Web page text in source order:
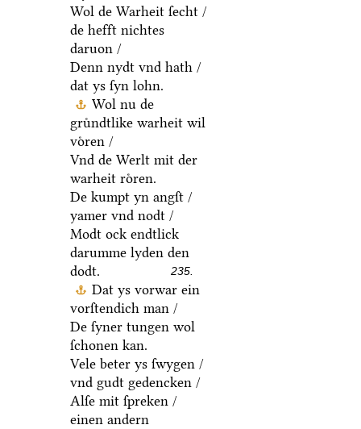
Wol de Warheit ſecht /
de hefft nichtes
daruon /
Denn nydt vnd hath /
dat ys ſyn lohn.
Wol nu de
gruͤndtlike warheit wil
voͤren /
Vnd de Werlt mit der
warheit roͤren.
De kumpt yn angſt /
yamer vnd nodt /
Modt ock endtlick
darumme lyden den
dodt.
235.
Dat ys vorwar ein
vorſtendich man /
De ſyner tungen wol
ſchonen kan.
Vele beter ys ſwygen /
vnd gudt gedencken /
Alſe mit ſpreken /
einen andern